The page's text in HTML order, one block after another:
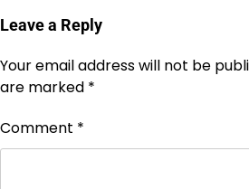
Leave a Reply
Your email address will not be
are marked *
Comment *